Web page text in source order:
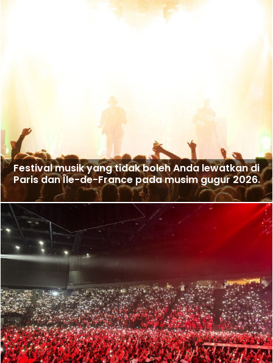
Festival musik yang tidak boleh Anda lewatkan di
Paris dan Île-de-France pada musim gugur 2026.